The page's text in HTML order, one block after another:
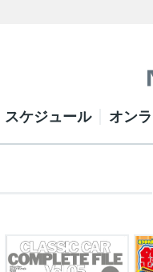
スケジュール オン